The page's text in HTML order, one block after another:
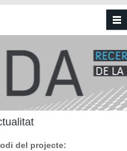
del projecte: